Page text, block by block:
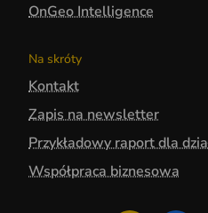
OnGeo Intelligence
Na skróty
Kontakt
Zapis na newsletter
Przykładowy raport dla
Współpraca biznesowa